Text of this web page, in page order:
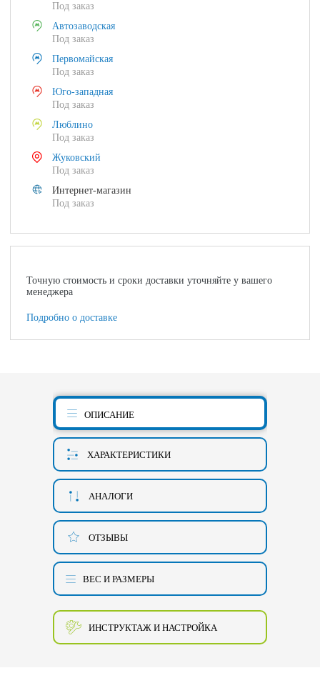
Под заказ
Автозаводская
Под заказ
Первомайская
Под заказ
Юго-западная
Под заказ
Люблино
Под заказ
Жуковский
Под заказ
Интернет-магазин
Под заказ
Точную стоимость и сроки доставки уточняйте у вашего
менеджера
Подробно о доставке
ОПИСАНИЕ
ХАРАКТЕРИСТИКИ
АНАЛОГИ
ОТЗЫВЫ
ВЕС И РАЗМЕРЫ
ИНСТРУКТАЖ И НАСТРОЙКА